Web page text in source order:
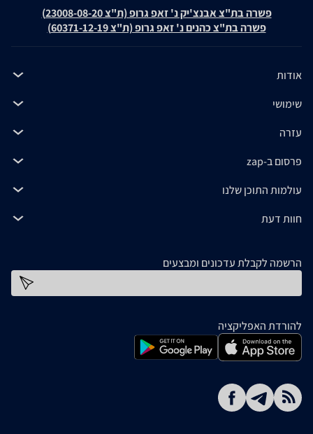
פשרה בת"צ אבנצ'יק נ' זאפ גרופ (ת"צ 23008-08-20)
פשרה בת"צ כהנים נ' זאפ גרופ (ת"צ 60371-12-19)
אודות
שימושי
עזרה
פרסום ב-zap
עולמות התוכן שלנו
חוות דעת
הרשמה לקבלת עדכונים ומבצעים
להורדת האפליקציה